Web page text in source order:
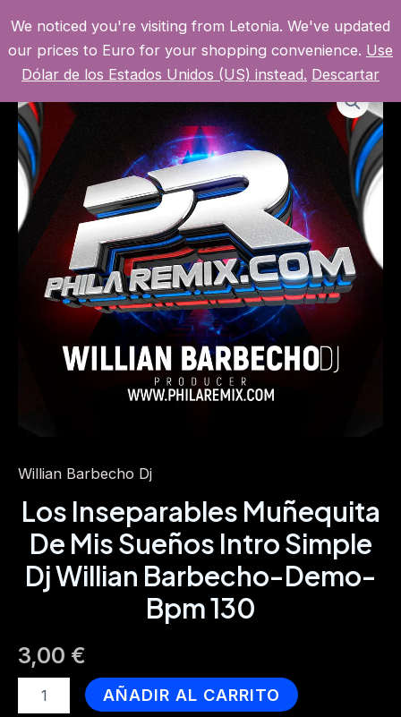
contenido
MI CUENTA
Willian Barbecho Dj
Los Inseparables Muñequita
De Mis Sueños Intro Simple
Dj Willian Barbecho-Demo-
Bpm 130
3,00 €
Inseparables
AÑADIR AL CARRITO
We noticed you're visiting from Letonia. We've updated
our prices to Euro for your shopping convenience. Use
Dólar de los Estados Unidos (US) instead. Descartar